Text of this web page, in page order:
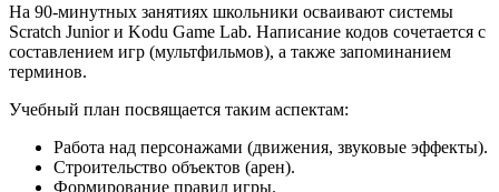
На 90-минутных занятиях школьники осваивают системы
Scratch Junior и Kodu Game Lab. Написание кодов сочетается с
составлением игр (мультфильмов), а также запоминанием
терминов.
Учебный план посвящается таким аспектам:
Работа над персонажами (движения, звуковые эффекты).
Строительство объектов (арен).
Формирование правил игры.